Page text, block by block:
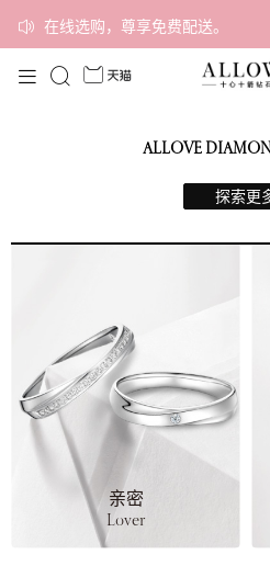
在线选购，尊享免费配送。
ALLOVE
探索更
亲密
Lover